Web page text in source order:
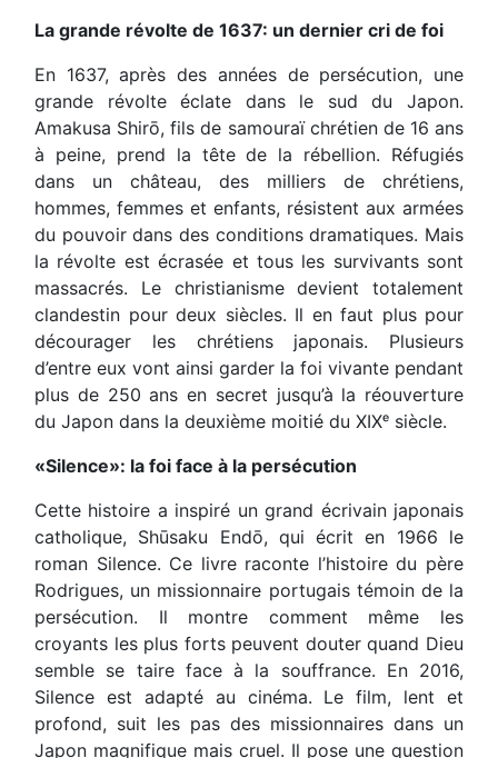
La grande révolte de 1637: un dernier cri de foi
En 1637, après des années de persécution, une
grande révolte éclate dans le sud du Japon.
Amakusa Shirō, fils de samouraï chrétien de 16 ans
à peine, prend la tête de la rébellion. Réfugiés
dans un château, des milliers de chrétiens,
hommes, femmes et enfants, résistent aux armées
du pouvoir dans des conditions dramatiques. Mais
la révolte est écrasée et tous les survivants sont
massacrés. Le christianisme devient totalement
clandestin pour deux siècles. Il en faut plus pour
décourager les chrétiens japonais. Plusieurs
d’entre eux vont ainsi garder la foi vivante pendant
plus de 250 ans en secret jusqu’à la réouverture
du Japon dans la deuxième moitié du XIXᵉ siècle.
«Silence»: la foi face à la persécution
Cette histoire a inspiré un grand écrivain japonais
catholique, Shūsaku Endō, qui écrit en 1966 le
roman Silence. Ce livre raconte l’histoire du père
Rodrigues, un missionnaire portugais témoin de la
persécution. Il montre comment même les
croyants les plus forts peuvent douter quand Dieu
semble se taire face à la souffrance. En 2016,
Silence est adapté au cinéma. Le film, lent et
profond, suit les pas des missionnaires dans un
Japon magnifique mais cruel. Il pose une question